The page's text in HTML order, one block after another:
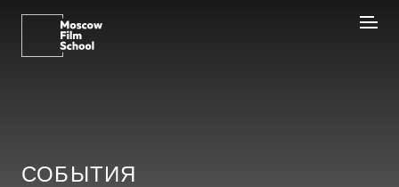
СОБЫТИЯ